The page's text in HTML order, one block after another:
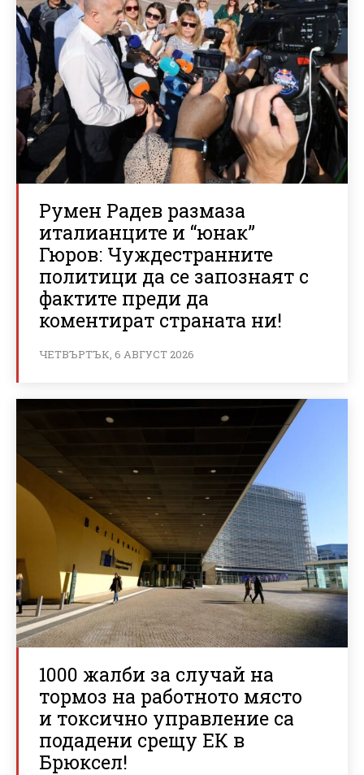
Румен Радев размаза
италианците и “юнак”
Гюров: Чуждестранните
политици да се запознаят с
фактите преди да
коментират страната ни!
ЧЕТВЪРТЪК, 6 АВГУСТ 2026
1000 жалби за случай на
тормоз на работното място
и токсично управление са
подадени срещу ЕК в
Брюксел!